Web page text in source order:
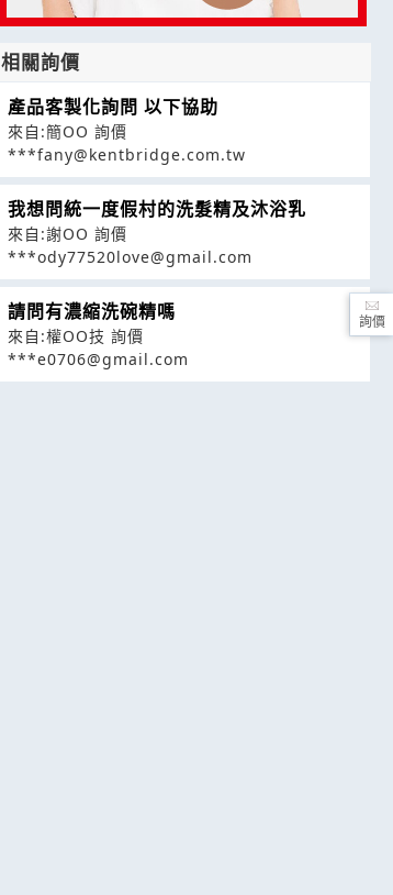
相關詢價
產品客製化詢問 以下協助
來自:簡OO 詢價
***fany@kentbridge.com.tw
我想問統一度假村的洗髮精及沐浴乳
來自:謝OO 詢價
***ody77520love@gmail.com
請問有濃縮洗碗精嗎
來自:權OO技 詢價
***e0706@gmail.com
詢價